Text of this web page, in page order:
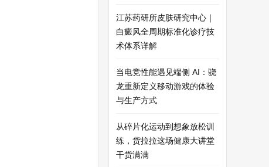
江苏药研所皮肤研究中心｜
白癜风全周期标准化诊疗技
术体系详解
当电竞性能遇见端侧 AI：骁
龙重新定义移动游戏的体验
与生产方式
从碎片化运动到想象放松训
练，货拉拉这场健康大讲堂
干货满满